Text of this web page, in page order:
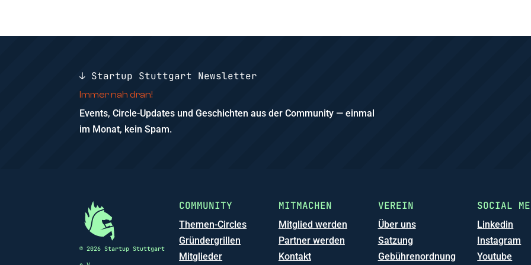
↓ Startup Stuttgart Newsletter
Immer nah dran!
Events, Circle-Updates und Geschichten aus der Community — einmal
im Monat, kein Spam.
© 2026 Startup Stuttgart
COMMUNITY
Themen-Circles
Gründergrillen
Mitglieder
MITMACHEN
Mitglied werden
Partner werden
Kontakt
VEREIN
Über uns
Satzung
Gebührenordnung
SOCIAL
Linkedin
Instagram
Youtube